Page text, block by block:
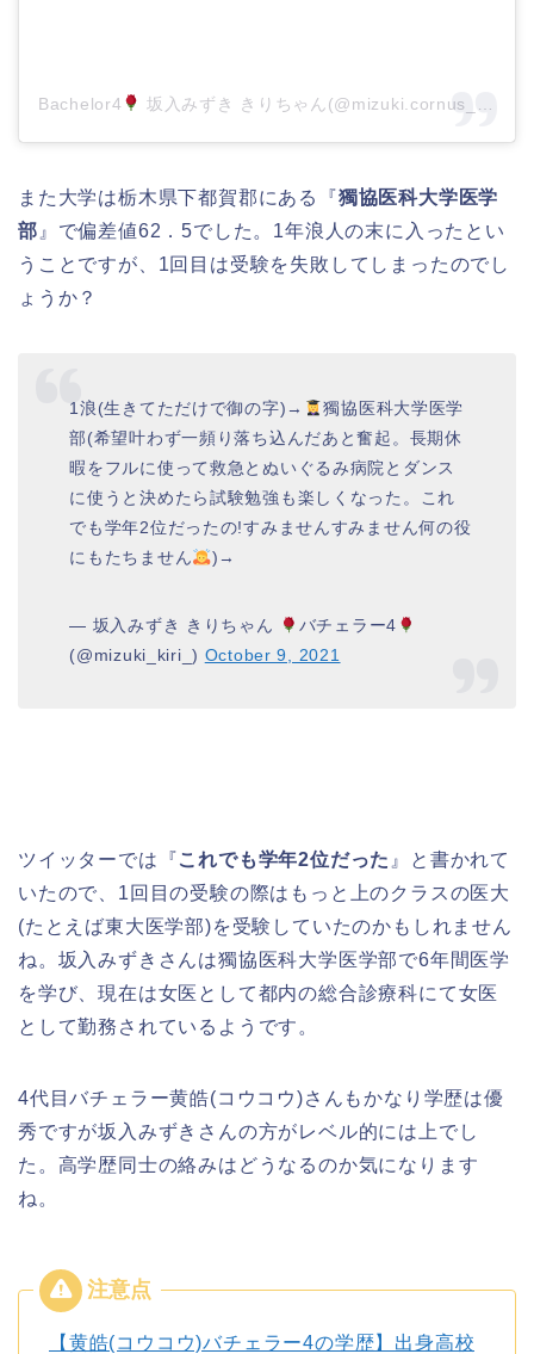
Bachelor4 坂入みずき きりちゃん(@mizuki.cornus_florida)がシェアした投稿
また大学は栃木県下都賀郡にある『獨協医科大学医学
部 』で偏差値62．5でした。1年浪人の末に入ったとい
うことですが、1回目は受験を失敗してしまったのでし
ょうか？
1浪(生きてただけで御の字)→
獨協医科大学医学
部(希望叶わず一頻り落ち込んだあと奮起。長期休
暇をフルに使って救急とぬいぐるみ病院とダンス
に使うと決めたら試験勉強も楽しくなった。これ
でも学年2位だったの!すみませんすみません何の役
にもたちません
)→
— 坂入みずき きりちゃん
バチェラー4
(@mizuki_kiri_) October 9, 2021
ツイッターでは『これでも学年2位だった 』と書かれて
いたので、1回目の受験の際はもっと上のクラスの医大
(たとえば東大医学部)を受験していたのかもしれません
ね。坂入みずきさんは獨協医科大学医学部で6年間医学
を学び、現在は女医として都内の総合診療科にて女医
として勤務されているようです。
4代目バチェラー黄皓(コウコウ)さんもかなり学歴は優
秀ですが坂入みずきさんの方がレベル的には上でし
た。高学歴同士の絡みはどうなるのか気になります
ね。
【黄皓(コウコウ)バチェラー4の学歴】出身高校